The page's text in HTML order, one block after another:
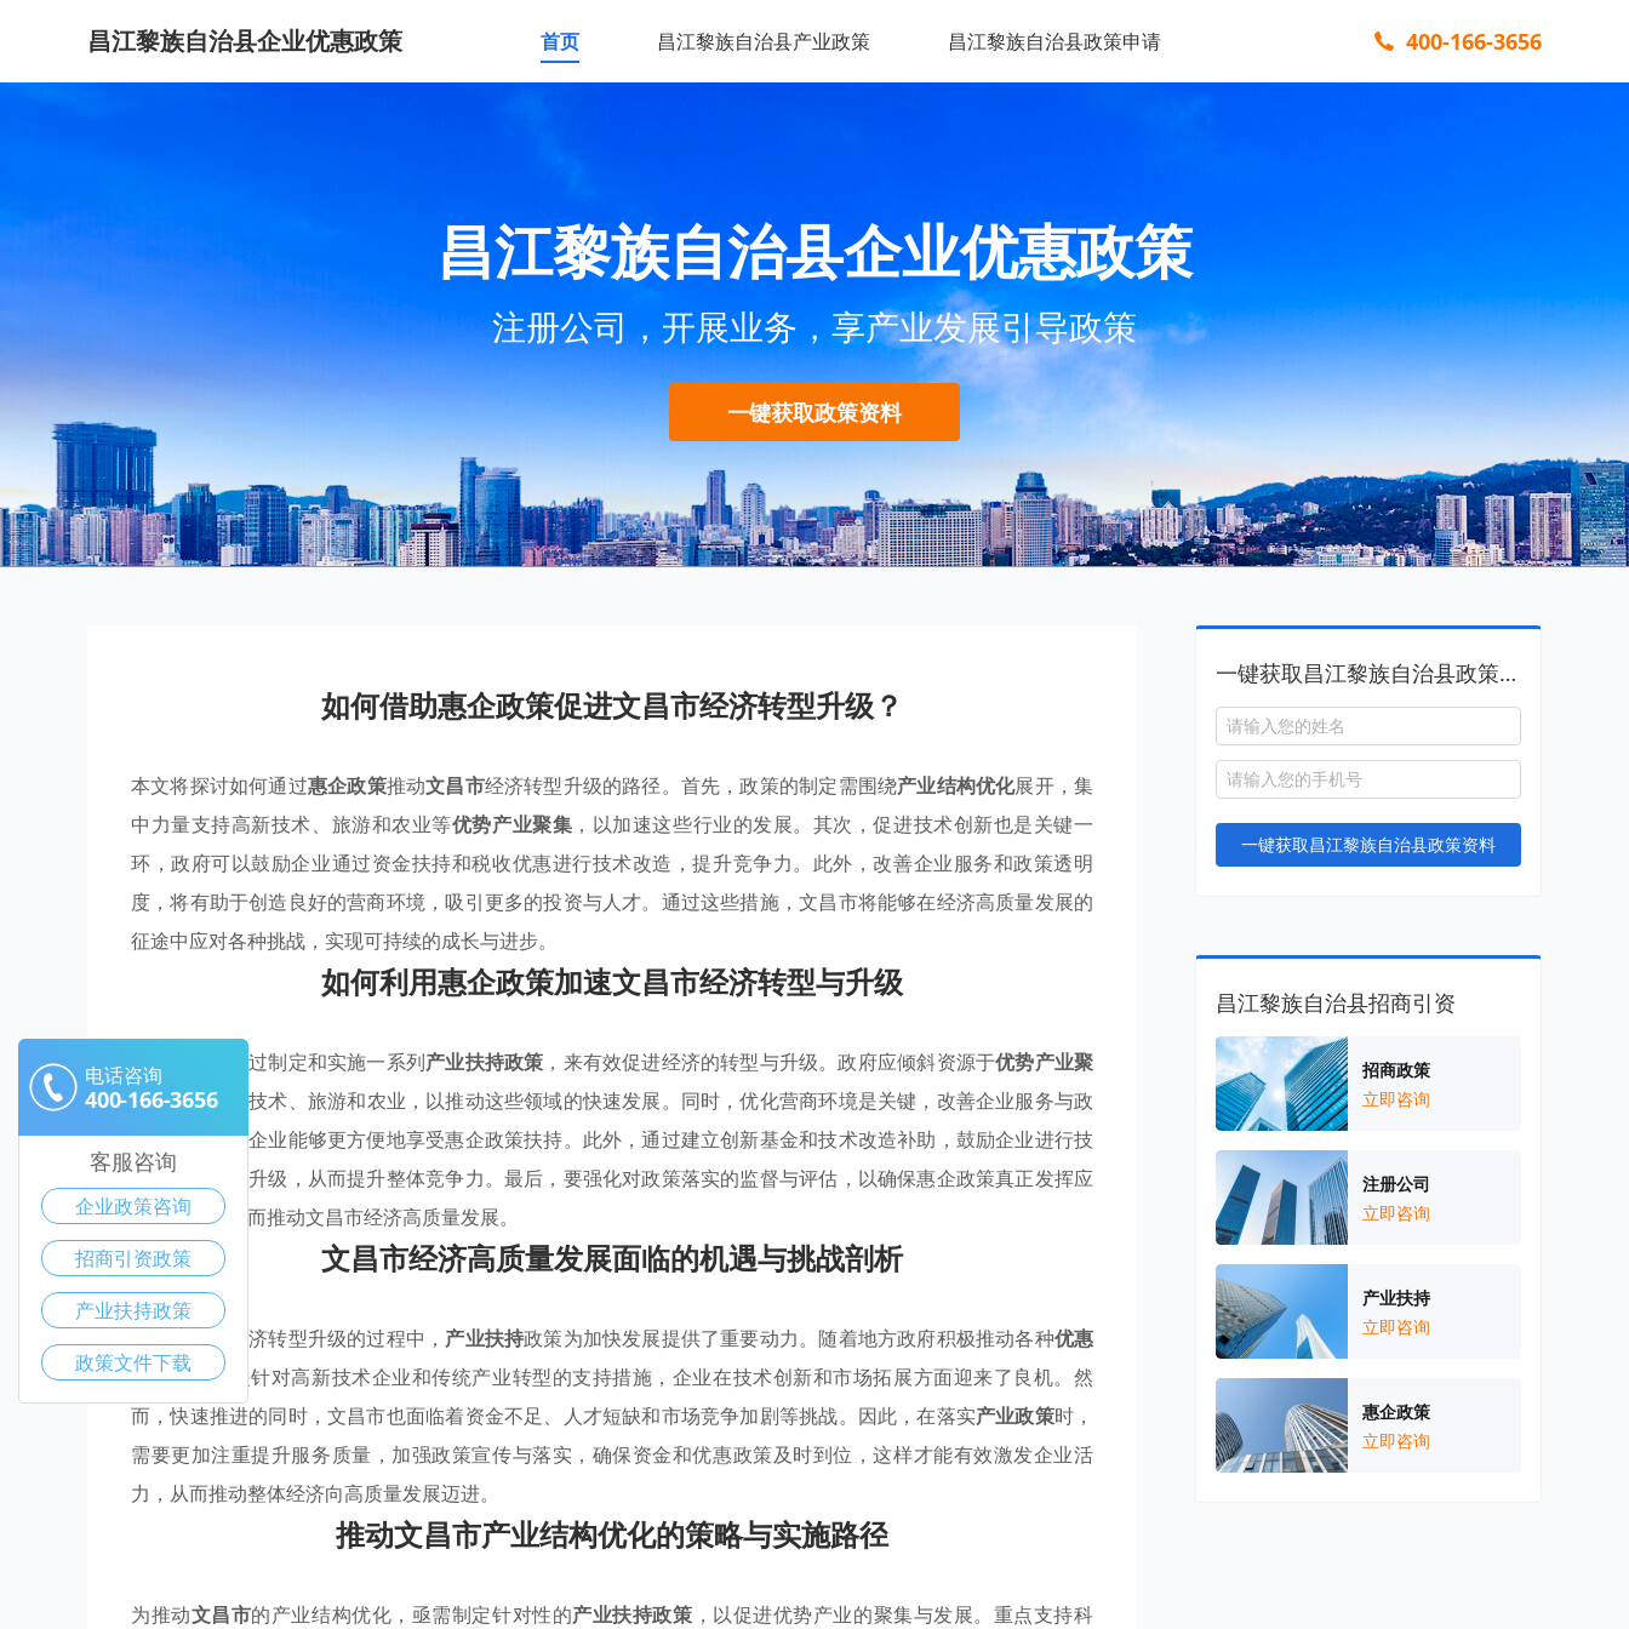
昌江黎族自治县企业优惠政策 首页 昌江黎族自治县产业政策 昌江黎族自治县政策申请 400-166-3656
昌江黎族自治县企业优惠政策
注册公司，开展业务，享产业发展引导政策
一键获取政策资料
如何借助惠企政策促进文昌市经济转型升级？
本文将探讨如何通过惠企政策推动文昌市经济转型升级的路径。首先，政策的制定需围绕产业结构优化展开，集
中力量支持高新技术、旅游和农业等优势产业聚集 ，以加速这些行业的发展。其次，促进技术创新也是关键一
环，政府可以鼓励企业通过资金扶持和税收优惠进行技术改造，提升竞争力。此外，改善企业服务和政策透明
度，将有助于创造良好的营商环境，吸引更多的投资与人才。通过这些措施，文昌市将能够在经济高质量发展的
征途中应对各种挑战，实现可持续的成长与进步。
如何利用惠企政策加速文昌市经济转型与升级
文昌市可以通过制定和实施一系列产业扶持政策 ，来有效促进经济的转型与升级。政府应倾斜资源于优势产业聚
集，例如高新技术、旅游和农业，以推动这些领域的快速发展。同时，优化营商环境是关键，改善企业服务与政
策透明度，使企业能够更方便地享受惠企政策扶持。此外，通过建立创新基金和技术改造补助，鼓励企业进行技
术创新和设备升级，从而提升整体竞争力。最后，要强化对政策落实的监督与评估，以确保惠企政策真正发挥应
有的效果，从而推动文昌市经济高质量发展。
文昌市经济高质量发展面临的机遇与挑战剖析
在文昌市，经济转型升级的过程中， 产业扶持政策为加快发展提供了重要动力。随着地方政府积极推动各种优惠
政策，尤其是针对高新技术企业和传统产业转型的支持措施，企业在技术创新和市场拓展方面迎来了良机。然
而，快速推进的同时，文昌市也面临着资金不足、人才短缺和市场竞争加剧等挑战。因此，在落实产业政策时，
需要更加注重提升服务质量，加强政策宣传与落实，确保资金和优惠政策及时到位，这样才能有效激发企业活
力，从而推动整体经济向高质量发展迈进。
推动文昌市产业结构优化的策略与实施路径
为推动文昌市的产业结构优化，亟需制定针对性的产业扶持政策 ，以促进优势产业的聚集与发展。重点支持科
一键获取昌江黎族自治县政策资料
一键获取昌江黎族自治县政策资料
昌江黎族自治县招商引资
招商政策
立即咨询
注册公司
立即咨询
产业扶持
立即咨询
惠企政策
立即咨询
电话咨询
400-166-3656
客服咨询
企业政策咨询
招商引资政策
产业扶持政策
政策文件下载